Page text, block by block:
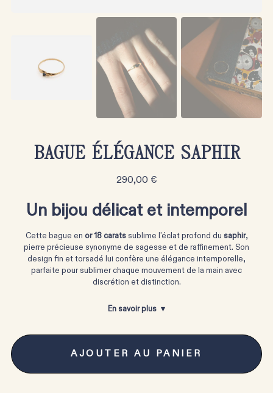
BAGUE ÉLÉGANCE SAPHIR
290,00 €
Un bijou délicat et intemporel
Cette bague en or 18 caratssublime l’éclat profond du saphir,
pierre précieuse synonyme de sagesse et de raffinement. Son
design fin et torsadé lui confère une élégance intemporelle,
parfaite pour sublimer chaque mouvement de la main avec
discrétion et distinction.
En savoir plus
AJOUTER AU PANIER